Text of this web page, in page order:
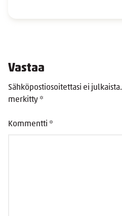
Vastaa
Sähköpostiosoitettasi ei julkaista.
merkitty *
Kommentti *